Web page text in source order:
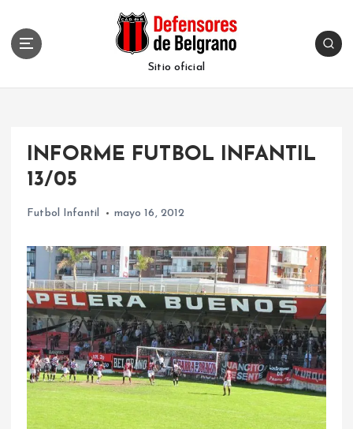
Sitio oficial
INFORME FUTBOL INFANTIL
13/05
Futbol Infantil mayo 16, 2012